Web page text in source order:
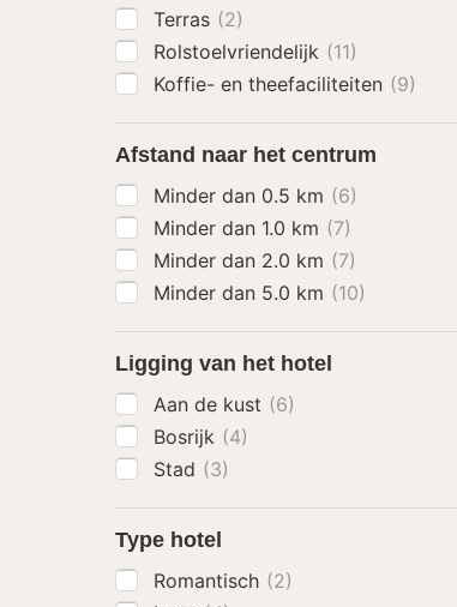
Terras (2)
Rolstoelvriendelijk (11)
Koffie- en theefaciliteiten (9)
Afstand naar het centrum
Minder dan 0.5 km (6)
Minder dan 1.0 km (7)
Minder dan 2.0 km (7)
Minder dan 5.0 km (10)
Ligging van het hotel
Aan de kust (6)
Bosrijk (4)
Stad (3)
Type hotel
Romantisch (2)